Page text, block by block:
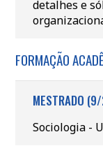
detalhes e
FORMAÇÃO
MESTRADO
Sociologia -